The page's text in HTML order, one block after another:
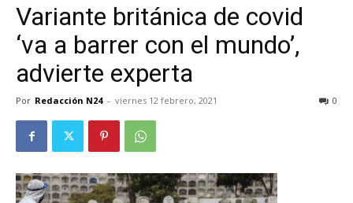
Variante británica de covid
‘va a barrer con el mundo’,
advierte experta
Por Redacción N24 - viernes 12 febrero, 2021 0